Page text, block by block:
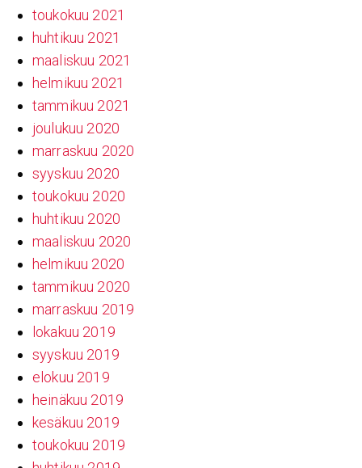
toukokuu 2021
huhtikuu 2021
maaliskuu 2021
helmikuu 2021
tammikuu 2021
joulukuu 2020
marraskuu 2020
syyskuu 2020
toukokuu 2020
huhtikuu 2020
maaliskuu 2020
helmikuu 2020
tammikuu 2020
marraskuu 2019
lokakuu 2019
syyskuu 2019
elokuu 2019
heinäkuu 2019
kesäkuu 2019
toukokuu 2019